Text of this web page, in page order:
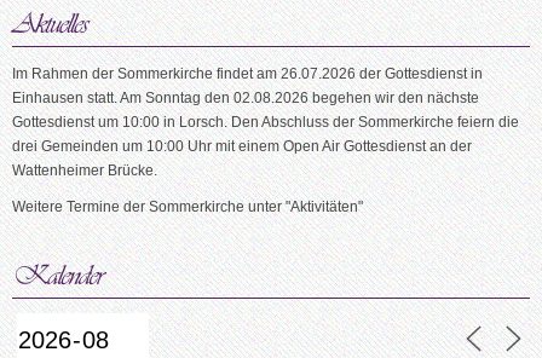
Im Rahmen der Sommerkirche findet am 26.07.2026 der Gottesdienst in
Einhausen statt. Am Sonntag den 02.08.2026 begehen wir den nächste
Gottesdienst um 10:00 in Lorsch. Den Abschluss der Sommerkirche feiern die
drei Gemeinden um 10:00 Uhr mit einem Open Air Gottesdienst an der
Wattenheimer Brücke.
Weitere Termine der Sommerkirche unter "Aktivitäten"